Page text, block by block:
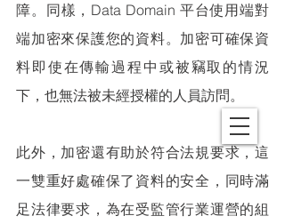
障。同樣，Data Domain 平台使用端對
端加密來保護您的資料。加密可確保資
料即使在傳輸過程中或被竊取的情況
下，也無法被未經授權的人員訪問。
此外，加密還有助於符合法規要求，這
一雙重好處確保了資料的安全，同時滿
足法律要求，為在受監管行業運營的組